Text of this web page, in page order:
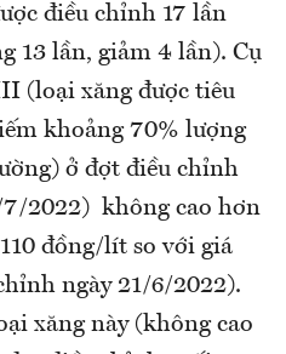
điều chỉnh 17 lần
13 lần, giảm 4 lần). Cụ
(loại xăng được tiêu
khoảng 70% lượng
ở đợt điều chỉnh
7/2022) không cao hơn
đồng/lít so với giá
ngày 21/6/2022).
xăng này (không cao